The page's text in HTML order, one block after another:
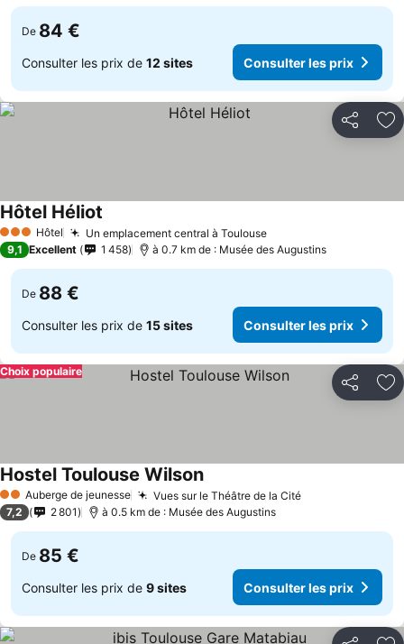
De 84 €
Consulter les prix de 12 sites Consulter les prix
Partager
3 ÉtoilesHôtel Un emplacement central à Toulouse
Hôtel Héliot
9,1 Excellent 1 458 à 0.7 km de : Musée des Augustins
De 88 €
Consulter les prix de 15 sites Consulter les prix
Partager
Choix populaire
2 ÉtoilesAuberge de jeunesse Vues sur le Théâtre de la Cité
Hostel Toulouse Wilson
7,2 2 801 à 0.5 km de : Musée des Augustins
De 85 €
Consulter les prix de 9 sites Consulter les prix